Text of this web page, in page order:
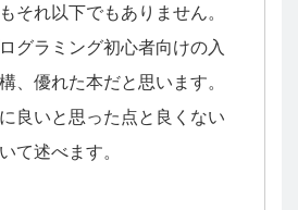
それ以下でもありません。
グラミング初心者向けの入
、優れた本だと思います。
良いと思った点と良くない
て述べます。